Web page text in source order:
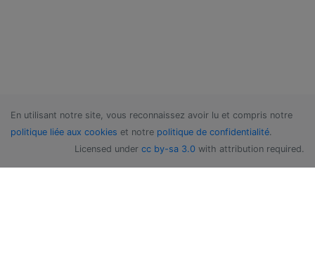
En utilisant notre site, vous reconnaissez avoir lu et compris notre
politique liée aux cookies et notre politique de confidentialité.
Licensed under cc by-sa 3.0 with attribution required.